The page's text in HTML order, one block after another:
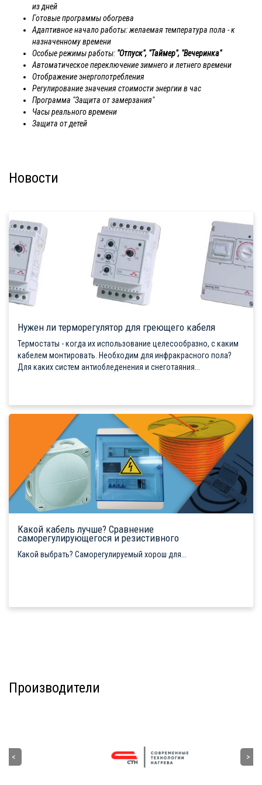
из дней
Готовые программы обогрева
Адаптивное начало работы: желаемая температура пола - к
назначенному времени
Особые режимы работы: "Отпуск", "Таймер", "Вечеринка"
Автоматическое переключение зимнего и летнего времени
Отображение энергопотребления
Регулирование значения стоимости энергии в час
Программа "Защита от замерзания"
Часы реального времени
Защита от детей
Новости
Нужен ли терморегулятор для греющего кабеля
Термостаты - когда их использование целесообразно, с каким
кабелем монтировать. Необходим для инфракрасного пола?
Для каких систем антиобледенения и снеготаяния...
Какой кабель лучше? Сравнение
саморегулирующегося и резистивного
Какой выбрать? Саморегулируемый хорош для...
Производители